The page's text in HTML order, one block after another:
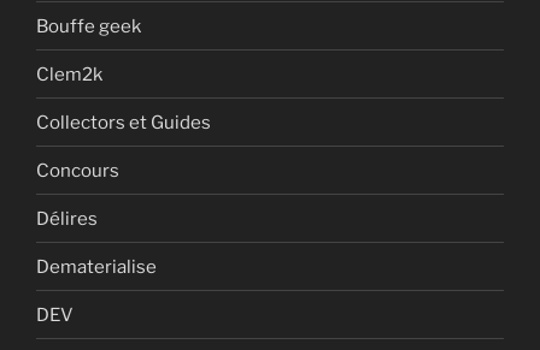
Bouffe geek
Clem2k
Collectors et Guides
Concours
Délires
Dematerialise
DEV